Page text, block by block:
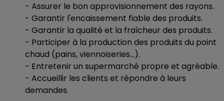
- Assurer le bon approvisionnement des rayons.
- Garantir l'encaissement fiable des produits.
- Garantir la qualité et la fraîcheur des produits.
- Participer à la production des produits du point
chaud (pains, viennoiseries...).
- Entretenir un supermarché propre et agréable.
- Accueillir les clients et répondre à leurs
demandes.